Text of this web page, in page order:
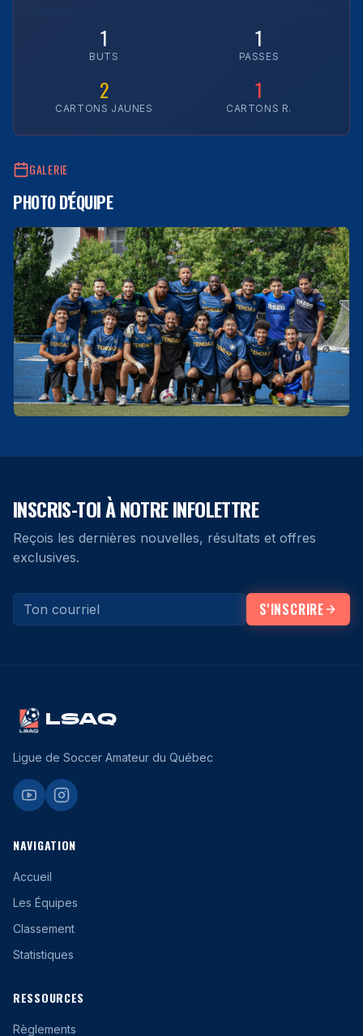
1
BUTS
1
PASSES
2
CARTONS JAUNES
1
CARTONS R.
GALERIE
PHOTO D'ÉQUIPE
INSCRIS-TOI À NOTRE INFOLETTRE
Reçois les dernières nouvelles, résultats et offres
exclusives.
S'INSCRIRE
LSAQ
Ligue de Soccer Amateur du Québec
NAVIGATION
Accueil
Les Équipes
Classement
Statistiques
RESSOURCES
Règlements